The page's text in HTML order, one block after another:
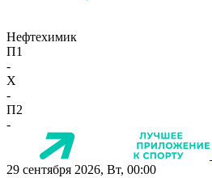
Нефтехимик
П1
-
X
-
П2
-
29 сентября 2026, Вт, 00:00